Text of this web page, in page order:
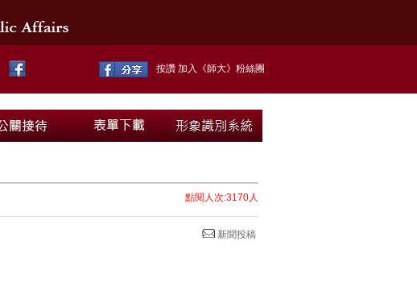
按讚 加入《師大》粉絲團
點閱人次:3170人
新聞投稿